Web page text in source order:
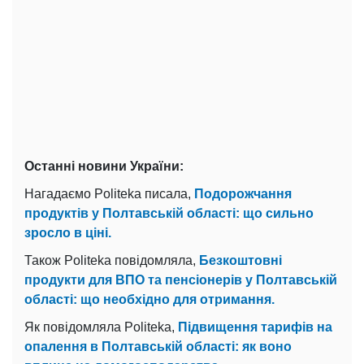
Останні новини України:
Нагадаємо Politeka писала, Подорожчання
продуктів у Полтавській області: що сильно
зросло в ціні.
Також Politeka повідомляла, Безкоштовні
продукти для ВПО та пенсіонерів у Полтавській
області: що необхідно для отримання.
Як повідомляла Politeka, Підвищення тарифів на
опалення в Полтавській області: як воно